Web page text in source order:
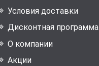
Условия доставки
Дисконтная программа
О компании
Акции